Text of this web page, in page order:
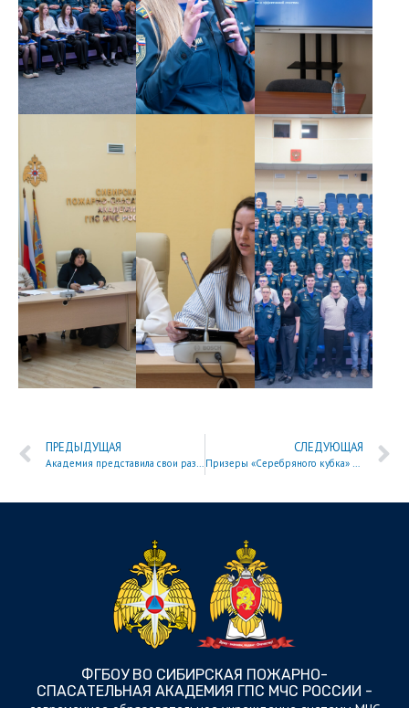
ПРЕДЫДУЩАЯ
Академия представила свои разработки на межведомственной выставке в Дивногорске
СЛЕДУЮЩАЯ
Призеры «Серебряного кубка» Динамо по регби-7
ФГБОУ ВО СИБИРСКАЯ ПОЖАРНО-
СПАСАТЕЛЬНАЯ АКАДЕМИЯ ГПС МЧС РОССИИ -